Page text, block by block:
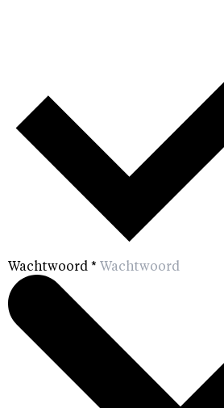
Wachtwoord *